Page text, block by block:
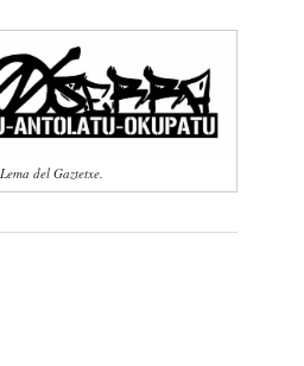
Lema del Gaztetxe.